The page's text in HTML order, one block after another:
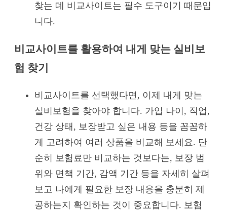
찾는 데 비교사이트는 필수 도구이기 때문입
니다.
비교사이트를 활용하여 내게 맞는 실비보
험 찾기
비교사이트를 선택했다면, 이제 내게 맞는
실비보험을 찾아야 합니다. 가입 나이, 직업,
건강 상태, 보장받고 싶은 내용 등을 꼼꼼하
게 고려하여 여러 상품을 비교해 보세요. 단
순히 보험료만 비교하는 것보다는, 보장 범
위와 면책 기간, 감액 기간 등을 자세히 살펴
보고 나에게 필요한 보장 내용을 충분히 제
공하는지 확인하는 것이 중요합니다. 보험